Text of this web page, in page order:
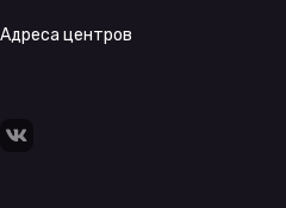
Адреса центров